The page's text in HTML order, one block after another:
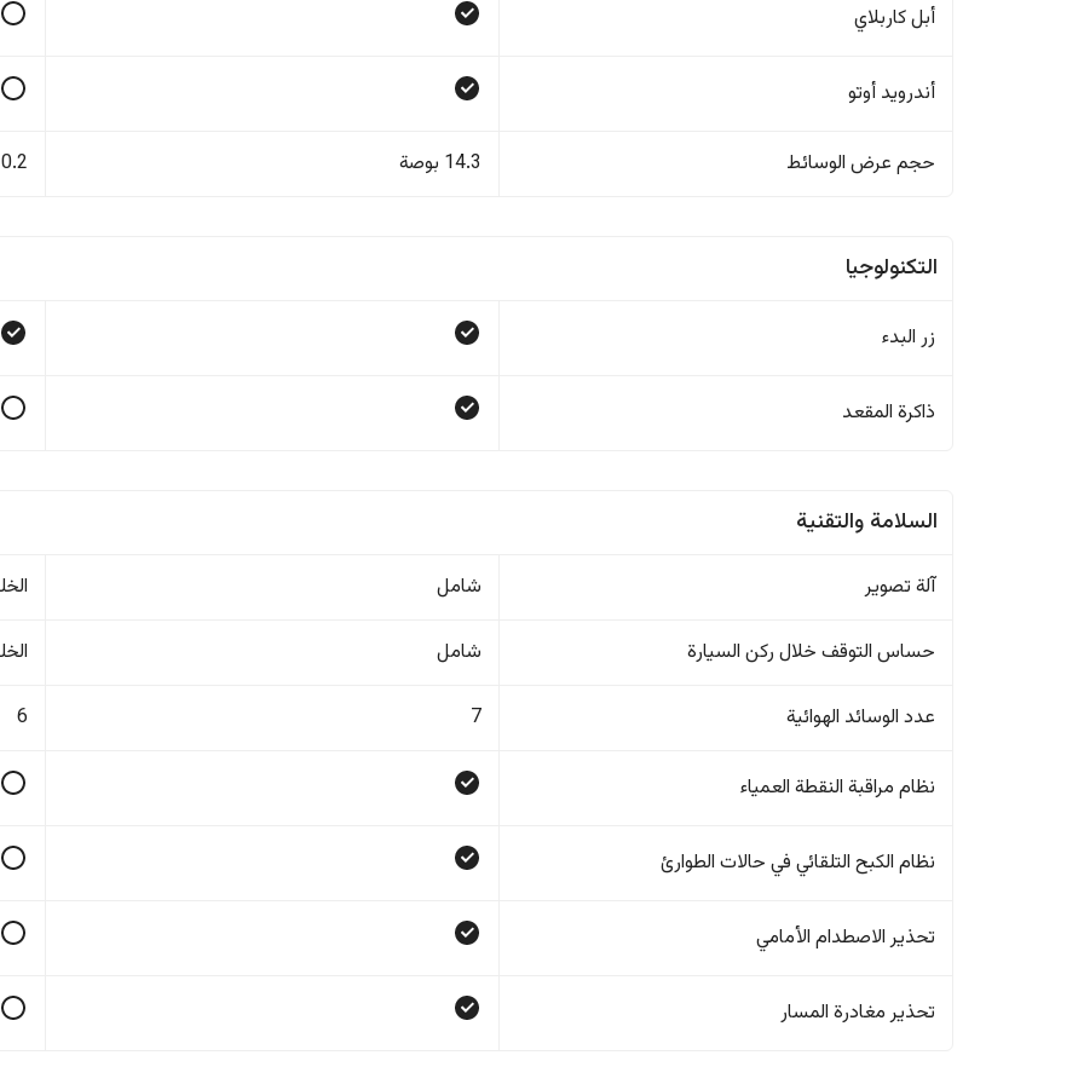
أبل كاربلاي
أندرويد أوتو
حجم عرض الوسائط 14.3 بوصة 10.2
التكنولوجيا
زر البدء
ذاكرة المقعد
السلامة والتقنية
آلة تصوير شامل
حساس التوقف خلال ركن السيارة شامل
عدد الوسائد الهوائية 7
6
نظام مراقبة النقطة العمياء
نظام الكبح التلقائي في حالات الطوارئ
تحذير الاصطدام الأمامي
تحذير مغادرة المسار